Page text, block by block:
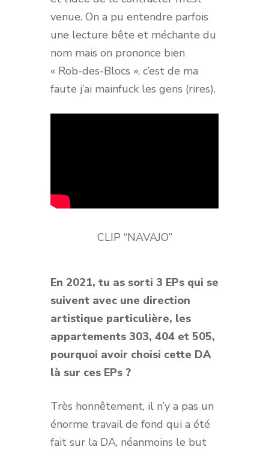
venue. On a pu entendre parfois
une lecture bête et méchante du
nom mais on prononce bien
« Rob-des-Blocs », c’est de ma
faute j’ai mainfuck les gens (rires).
CLIP “NAVAJO”
En 2021, tu as sorti 3 EPs qui se
suivent avec une direction
artistique particulière, les
appartements 303, 404 et 505,
pourquoi avoir choisi cette DA
là sur ces EPs ?
Très honnêtement, il n’y a pas un
énorme travail de fond qui a été
fait sur la DA, néanmoins le but